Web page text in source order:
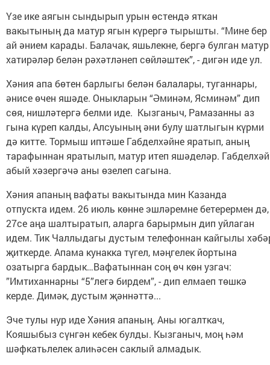
Үзе ике аягын сындырып урын өстендә яткан
вакытының да матур ягын күрергә тырышты. “Мине бер
ай әнием карады. Балачак, яшьлекне, бергә булган матур
хатирәләр белән рәхәтләнеп сөйләштек”, - дигән иде ул.
Хәния апа бөтен барлыгы белән балалары, туганнары,
әнисе өчен яшәде. Оныкларын “Әминәм, Ясминәм” дип
сөя, нишләтергә белми иде. Кызганыч, Рамазанны аз
гына күреп калды, Алсуының әни булу шатлыгын күрми
дә китте. Тормыш иптәше Габделхәйне яратып, аның
тарафыннан яратылып, матур итеп яшәделәр. Габделхәй
абый хәзергәчә аны өзелеп сагына.
Хәния апаның вафаты вакытында мин Казанда
отпускта идем. 26 июль көнне эшләремне бетерермен дә,
27се аңа шалтыратып, аларга барырмын дип уйлаган
идем. Тик Чаллыдагы дустым телефоннан кайгылы
җиткерде. Апама кунакка түгел, мәңгелек йортына
озатырга бардык…Вафатыннан соң өч көн узгач:
”Имтиханнарны “5”легә бирдем”, - дип елмаеп төшкә
керде. Димәк, дустым җәннәттә...
Эче тулы нур иде Хәния апаның. Аны югалткач,
Кояшыбыз сүнгән кебек булды. Кызганыч, моң һәм
шәфкатьлелек алиһәсен саклый алмадык.